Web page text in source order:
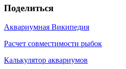
Поделиться
Аквариумная Википедия
Расчет совместимости рыбок
Калькулятор аквариумов